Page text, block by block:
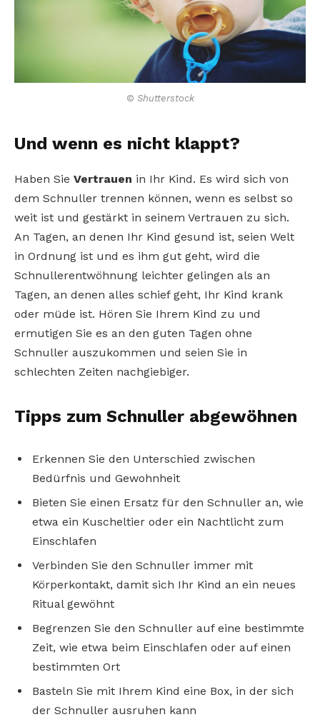
© Shutterstock
Und wenn es nicht klappt?
Haben Sie Vertrauen in Ihr Kind. Es wird sich von
dem Schnuller trennen können, wenn es selbst so
weit ist und gestärkt in seinem Vertrauen zu sich.
An Tagen, an denen Ihr Kind gesund ist, seien Welt
in Ordnung ist und es ihm gut geht, wird die
Schnullerentwöhnung leichter gelingen als an
Tagen, an denen alles schief geht, Ihr Kind krank
oder müde ist. Hören Sie Ihrem Kind zu und
ermutigen Sie es an den guten Tagen ohne
Schnuller auszukommen und seien Sie in
schlechten Zeiten nachgiebiger.
Tipps zum Schnuller abgewöhnen
Erkennen Sie den Unterschied zwischen
Bedürfnis und Gewohnheit
Bieten Sie einen Ersatz für den Schnuller an, wie
etwa ein Kuscheltier oder ein Nachtlicht zum
Einschlafen
Verbinden Sie den Schnuller immer mit
Körperkontakt, damit sich Ihr Kind an ein neues
Ritual gewöhnt
Begrenzen Sie den Schnuller auf eine bestimmte
Zeit, wie etwa beim Einschlafen oder auf einen
bestimmten Ort
Basteln Sie mit Ihrem Kind eine Box, in der sich
der Schnuller ausruhen kann